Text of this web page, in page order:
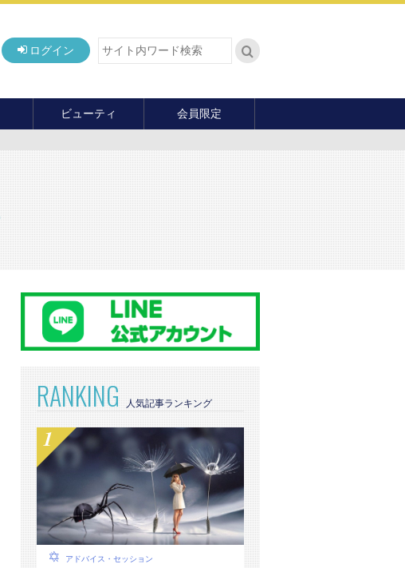
ログイン
ビューティ 会員限定
RANKING
アドバイス・セッション